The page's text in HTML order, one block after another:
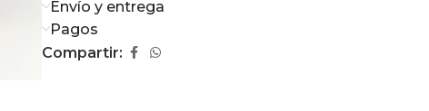
Envío y entrega
Pagos
Compartir: